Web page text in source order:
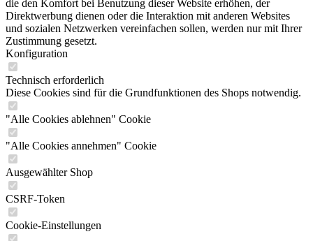
die den Komfort bei Benutzung dieser Website erhöhen, der
Direktwerbung dienen oder die Interaktion mit anderen Websites
und sozialen Netzwerken vereinfachen sollen, werden nur mit Ihrer
Zustimmung gesetzt.
Konfiguration
Technisch erforderlich
Diese Cookies sind für die Grundfunktionen des Shops notwendig.
"Alle Cookies ablehnen" Cookie
"Alle Cookies annehmen" Cookie
Ausgewählter Shop
CSRF-Token
Cookie-Einstellungen